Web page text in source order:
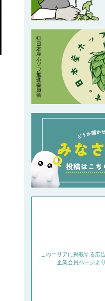
このエリアに掲載する広
企業会員ページよ